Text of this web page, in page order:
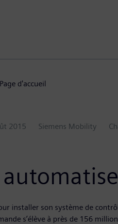
d'accueil
2015 Siemens Mobility
installer son système de
s’élève à près de 156